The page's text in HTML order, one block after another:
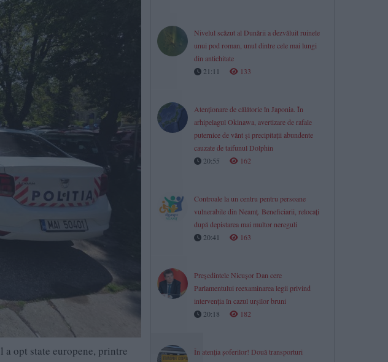
opt state europene, printre
Nivelul scăzut al Dunării a dezvăluit ruinele
unui pod roman, unul dintre cele mai lungi
din antichitate
21:11
133
Atenționare de călătorie în Japonia. În
arhipelagul Okinawa, avertizare de rafale
puternice de vânt și precipitații abundente
cauzate de taifunul Dolphin
20:55
162
Controale la un centru pentru persoane
vulnerabile din Neamț. Beneficiarii, relocați
după depistarea mai multor nereguli
20:41
163
Președintele Nicușor Dan cere
Parlamentului reexaminarea legii privind
intervenția în cazul urșilor bruni
20:18
182
În atenția șoferilor! Două transporturi